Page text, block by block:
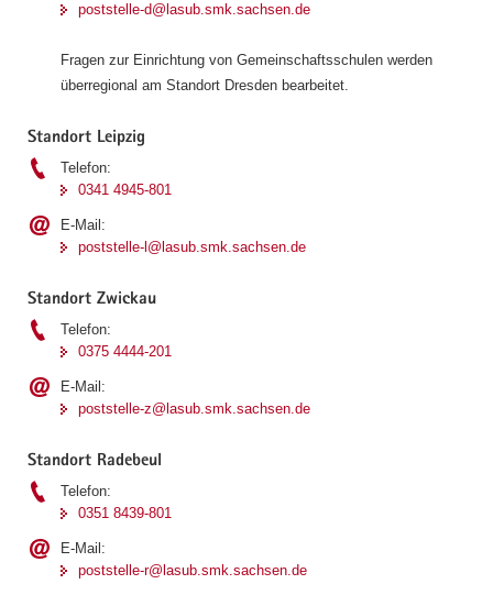
poststelle-d@lasub.smk.sachsen.de
Fragen zur Einrichtung von Gemeinschaftsschulen werden
überregional am Standort Dresden bearbeitet.
Standort Leipzig
Telefon:
0341 4945-801
E-Mail:
poststelle-l@lasub.smk.sachsen.de
Standort Zwickau
Telefon:
0375 4444-201
E-Mail:
poststelle-z@lasub.smk.sachsen.de
Standort Radebeul
Telefon:
0351 8439-801
E-Mail:
poststelle-r@lasub.smk.sachsen.de